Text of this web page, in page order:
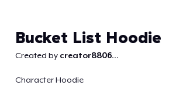
Bucket List Hoodie
Created by creator8806...
Character Hoodie